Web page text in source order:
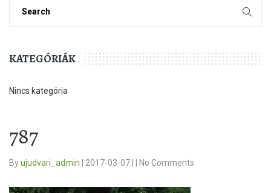
KATEGÓRIÁK
Nincs kategória
787
Byujudvari_admin 2017-03-07 No Comments